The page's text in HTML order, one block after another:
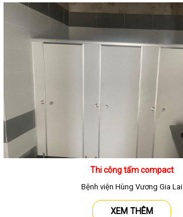
Thi công tấm compact
Bệnh viện Hùng Vương Gia Lai
XEM THÊM